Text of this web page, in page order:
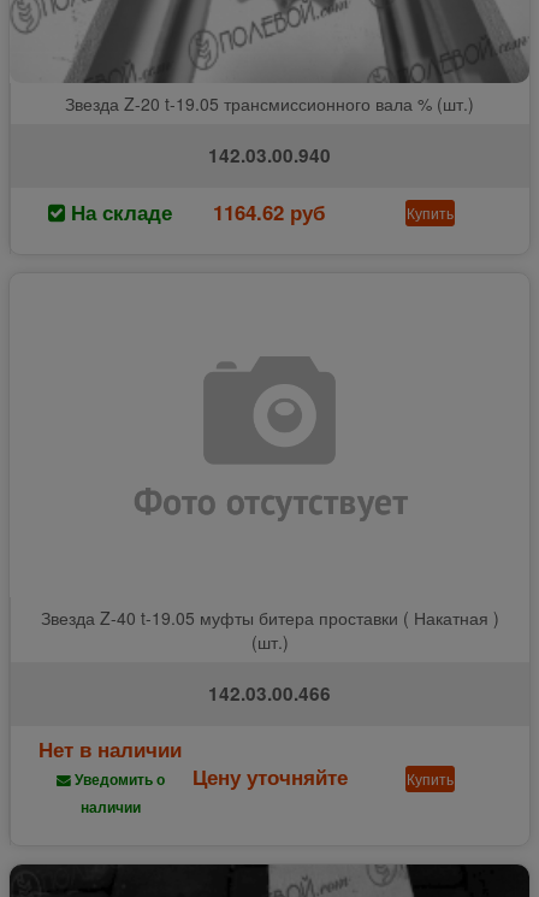
Звезда Z-20 t-19.05 трансмиссионного вала % (шт.)
142.03.00.940
На складе 1164.62 руб Купить
Звезда Z-40 t-19.05 муфты битера проставки ( Накатная )
(шт.)
142.03.00.466
Нет в наличии
Уведомить о
наличии
Цену уточняйте Купить